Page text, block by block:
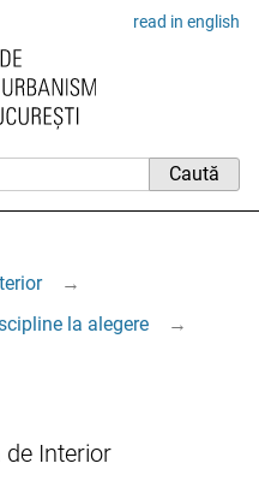
read in english
→
la alegere
→
de Interior